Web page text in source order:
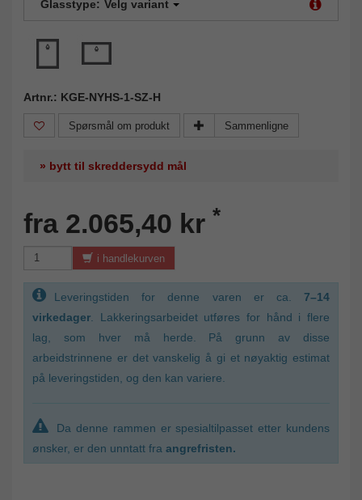
Glasstype: Velg variant
Artnr.: KGE-NYHS-1-SZ-H
Spørsmål om produkt Sammenligne
» bytt til skreddersydd mål
fra 2.065,40 kr *
i handlekurven
Leveringstiden for denne varen er ca. 7–14
virkedager . Lakkeringsarbeidet utføres for hånd i flere
lag, som hver må herde. På grunn av disse
arbeidstrinnene er det vanskelig å gi et nøyaktig estimat
på leveringstiden, og den kan variere.
Da denne rammen er spesialtilpasset etter kundens
ønsker, er den unntatt fra angrefristen.